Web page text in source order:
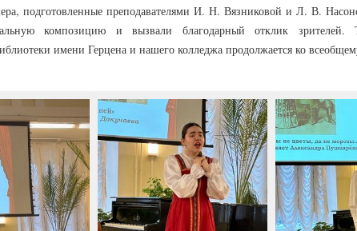
подготовленные преподавателями И. Н. Вязниковой и Л. В.
композицию и вызвали благодарный отклик зрителей.
имени Герцена и нашего колледжа продолжается ко